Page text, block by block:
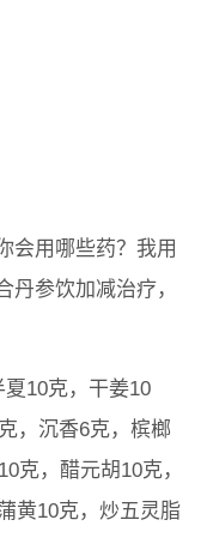
会用哪些药？我用
参饮加减治疗，
10克，干姜10
，沉香6克，槟榔
克，醋元胡10克，
黄10克，炒五灵脂